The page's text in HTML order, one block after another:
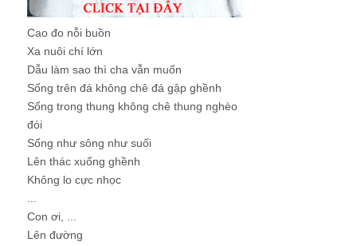
Cao đo nỗi buồn
Xa nuôi chí lớn
Dẫu làm sao thì cha vẫn muốn
Sống trên đá không chê đá gập ghềnh
Sống trong thung không chê thung nghèo
đói
Sống như sông như suối
Lên thác xuống ghềnh
Không lo cực nhọc
...
Con ơi, ...
Lên đường